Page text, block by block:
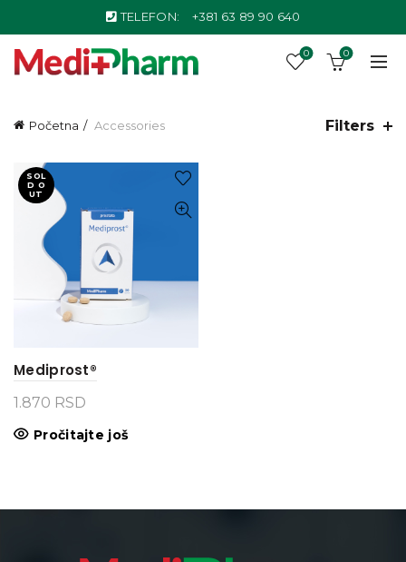
TELEFON: +381 63 89 90 640
0 0
Početna Accessories Filters
SOL
D O
UT
Mediprost®
1.870 RSD
Pročitajte još